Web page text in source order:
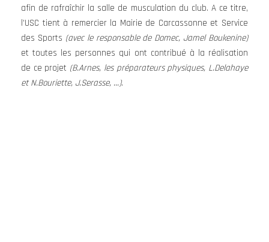
afin de rafraîchir la salle de musculation du club. A ce titre,
l’USC tient à remercier la Mairie de Carcassonne et Service
des Sports (avec le responsable de Domec, Jamel Boukenine)
et toutes les personnes qui ont contribué à la réalisation
de ce projet (B.Arnes, les préparateurs physiques, L.Delahaye
et N.Bouriette, J.Serasse, …).